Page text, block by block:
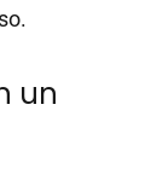
un